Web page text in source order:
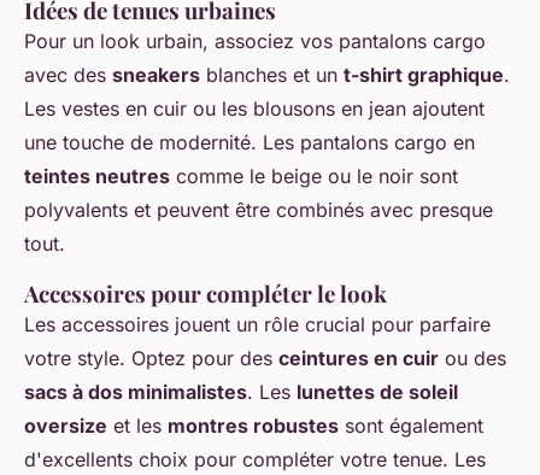
Idées de tenues urbaines
Pour un look urbain, associez vos pantalons cargo
avec des sneakers blanches et un t-shirt graphique.
Les vestes en cuir ou les blousons en jean ajoutent
une touche de modernité. Les pantalons cargo en
teintes neutres comme le beige ou le noir sont
polyvalents et peuvent être combinés avec presque
tout.
Accessoires pour compléter le look
Les accessoires jouent un rôle crucial pour parfaire
votre style. Optez pour des ceintures en cuir ou des
sacs à dos minimalistes. Les lunettes de soleil
oversize et les montres robustes sont également
d'excellents choix pour compléter votre tenue. Les